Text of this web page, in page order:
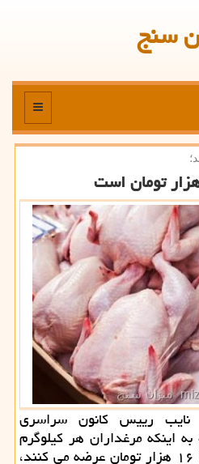
سنج
منو
رییس کانون سراسری
اینکه مرغداران هر کیلوگرم
مرغ زنده را ۱۵.۵ هزار تا ۱۶ هزار تومان عرضه می کنند،